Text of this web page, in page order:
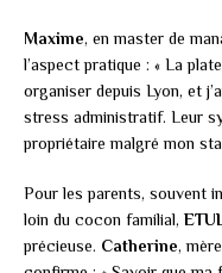
Maxime, en master de
l’aspect pratique : « La
organiser depuis Lyon, et
stress administratif. Leur
propriétaire malgré mon
Pour les parents, souvent
loin du cocon familial,
précieuse. Catherine,